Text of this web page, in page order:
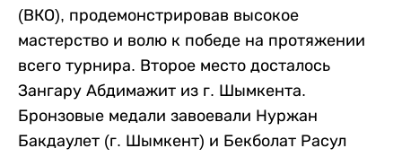
(ВКО), продемонстрировав высокое
мастерство и волю к победе на протяжении
всего турнира. Второе место досталось
Зангару Абдимажит из г. Шымкента.
Бронзовые медали завоевали Нуржан
Бакдаулет (г. Шымкент) и Бекболат Расул